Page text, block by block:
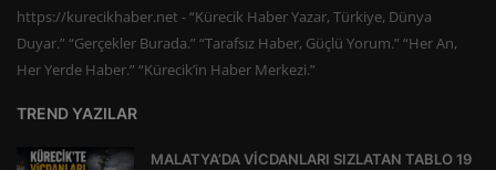
https://kurecikhaber.net - “Kürecik Haber Yazar, Türkiye, Dünya
Duyar.” “Gerçekler Burada.” “Tarafsız Haber, Güçlü Yorum.” “Her An,
Her Yerde Haber.” “Kürecik’in Haber Merkezi.”
TREND YAZILAR
MALATYA’DA VİCDANLARI SIZLATAN TABLO 19